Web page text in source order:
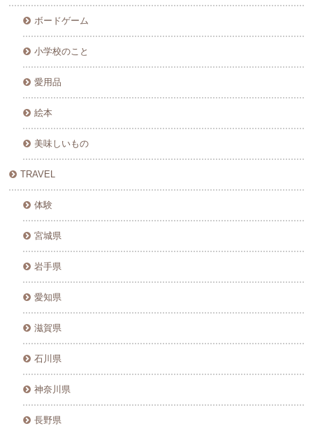
ボードゲーム
小学校のこと
愛用品
絵本
美味しいもの
TRAVEL
体験
宮城県
岩手県
愛知県
滋賀県
石川県
神奈川県
長野県